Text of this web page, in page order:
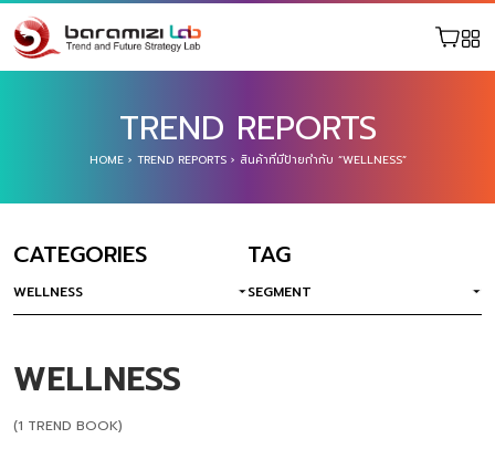
TREND REPORTS
HOME› TREND REPORTS› สินค้าที่มีป้ายกำกับ “WELLNESS”
CATEGORIES
WELLNESS
TAG
SEGMENT
WELLNESS
(1 TREND BOOK)